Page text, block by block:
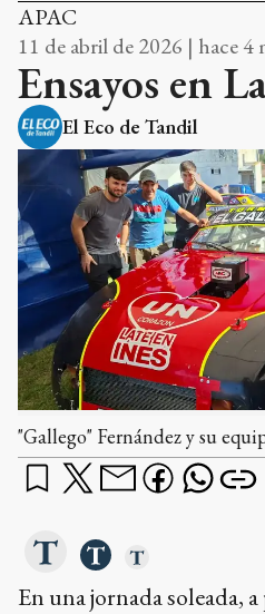
APAC
11 de abril de 2026 | hace 4
Ensayos en
El Eco de Tandil
"Gallego" Fernández y su
En una jornada soleada,